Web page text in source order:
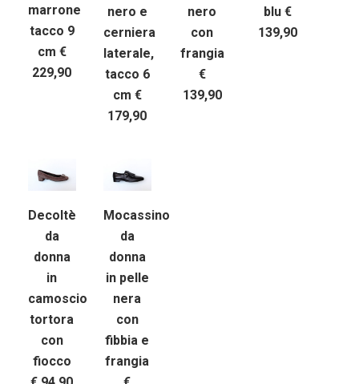
marrone
tacco 9
cm €
229,90
nero e
cerniera
laterale,
tacco 6
cm €
179,90
nero
con
frangia
€
139,90
blu €
139,90
Decoltè
da
donna
in
camoscio
tortora
con
fiocco
Mocassino
da
donna
in pelle
nera
con
fibbia e
frangia